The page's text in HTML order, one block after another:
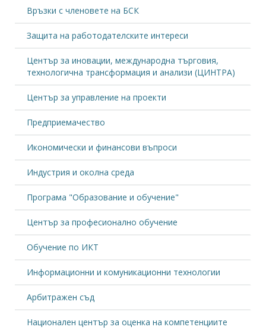
Връзки с членовете на БСК
Защита на работодателските интереси
Център за иновации, международна търговия,
технологична трансформация и анализи (ЦИНТРА)
Център за управление на проекти
Предприемачество
Икономически и финансови въпроси
Индустрия и околна среда
Програма "Образование и обучение"
Център за професионално обучение
Обучение по ИКТ
Информационни и комуникационни технологии
Арбитражен съд
Национален център за оценка на компетенциите